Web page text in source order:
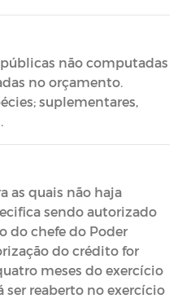
não computadas
no orçamento.
suplementares,
as quais não haja
sendo autorizado
do chefe do Poder
do crédito for
meses do exercício
ser reaberto no exercício